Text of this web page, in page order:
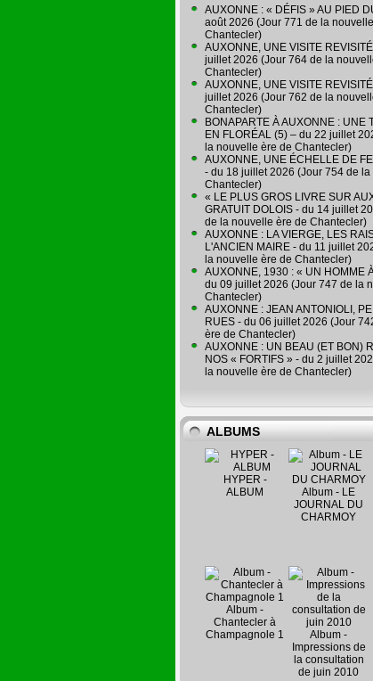
AUXONNE : « DÉFIS » AU PIED
août 2026 (Jour 771 de la
Chantecler)
AUXONNE, UNE VISITE
juillet 2026 (Jour 764 de la
Chantecler)
AUXONNE, UNE VISITE
juillet 2026 (Jour 762 de la
Chantecler)
BONAPARTE À AUXONNE : UNE
EN FLORÉAL (5) – du 22 juillet
la nouvelle ère de Chantecler)
AUXONNE, UNE ÉCHELLE DE
- du 18 juillet 2026 (Jour 754 de
Chantecler)
« LE PLUS GROS LIVRE SUR
GRATUIT DOLOIS - du 14 juillet
de la nouvelle ère de Chantecler)
AUXONNE : LA VIERGE, LES
L'ANCIEN MAIRE - du 11 juillet
la nouvelle ère de Chantecler)
AUXONNE, 1930 : « UN HOMME
du 09 juillet 2026 (Jour 747 de la
Chantecler)
AUXONNE : JEAN ANTONIOLI,
RUES - du 06 juillet 2026 (Jour
ère de Chantecler)
AUXONNE : UN BEAU (ET BON)
NOS « FORTIFS » - du 2 juillet
la nouvelle ère de Chantecler)
ALBUMS
HYPER -
ALBUM
Album - LE
JOURNAL DU
CHARMOY
Album -
Chantecler à
Champagnole 1
Album -
Impressions de
la consultation
de juin 2010